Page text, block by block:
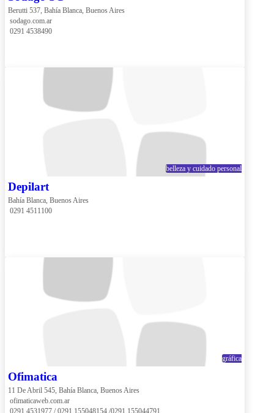
Berutti 537, Bahía Blanca, Buenos Aires
sodago.com.ar
0291 4538490
belleza y cuidado personal
Depilart
Bahía Blanca, Buenos Aires
0291 4511100
gráfica
Ofimatica
11 De Abril 545, Bahía Blanca, Buenos Aires
ofimaticaweb.com.ar
0291 4531977 / 0291 155048154 /0291 155044791